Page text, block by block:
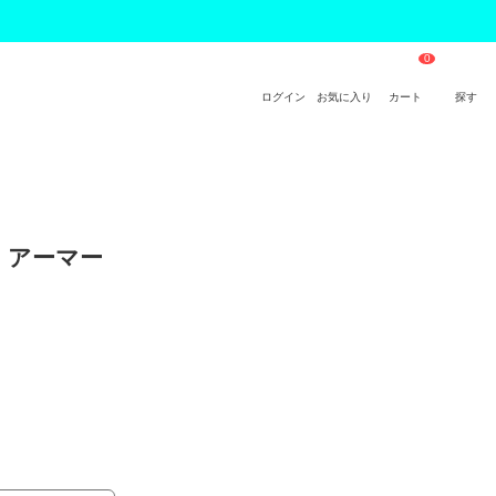
ログイン お気に入り カート 探す
アーマー